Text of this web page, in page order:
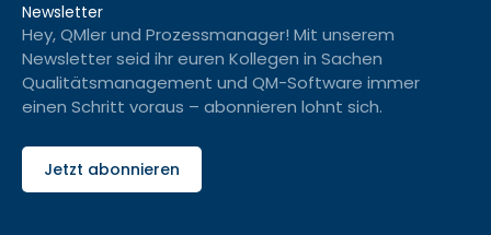
Newsletter
Hey, QMler und Prozessmanager! Mit unserem
Newsletter seid ihr euren Kollegen in Sachen
Qualitätsmanagement und QM-Software immer
einen Schritt voraus – abonnieren lohnt sich.
Jetzt abonnieren